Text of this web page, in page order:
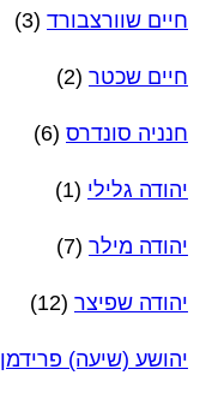
חיים שוורצבורד (3)
חיים שכטר (2)
חנניה סונדרס (6)
יהודה גלילי (1)
יהודה מילר (7)
יהודה שפיצר (12)
יהושע (שיעה) פרידמן